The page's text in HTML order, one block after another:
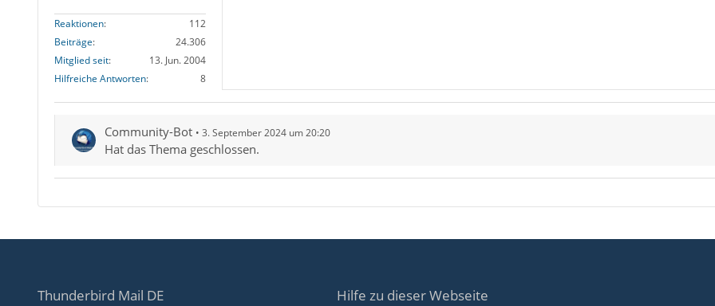
Reaktionen
112
Beiträge
24.306
Mitglied seit
13. Jun. 2004
Hilfreiche Antworten
8
Community-Bot 3. September 2024 um 20:20
Hat das Thema geschlossen.
Thunderbird Mail DE Hilfe zu dieser Webseite